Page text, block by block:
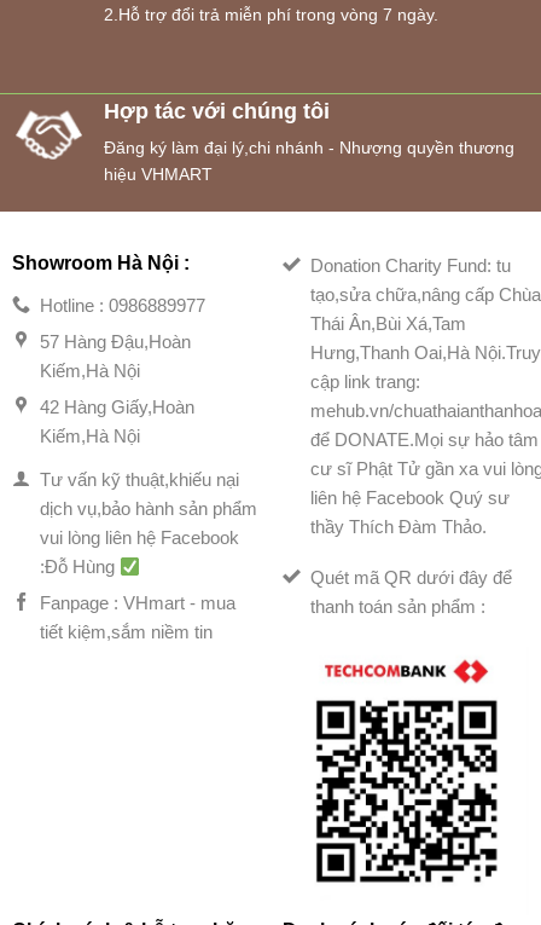
2.Hỗ trợ đổi trả miễn phí trong vòng 7 ngày.
Hợp tác với chúng tôi
Đăng ký làm đại lý,chi nhánh - Nhượng quyền thương
hiệu VHMART
Showroom Hà Nội :
Hotline : 0986889977
57 Hàng Đậu,Hoàn
Kiếm,Hà Nội
42 Hàng Giấy,Hoàn
Kiếm,Hà Nội
Tư vấn kỹ thuật,khiếu nại
dịch vụ,bảo hành sản phẩm
vui lòng liên hệ Facebook
:Đỗ Hùng
Fanpage : VHmart - mua
tiết kiệm,sắm niềm tin
Donation Charity Fund: tu
tạo,sửa chữa,nâng cấp Chùa
Thái Ân,Bùi Xá,Tam
Hưng,Thanh Oai,Hà Nội.Truy
cập link trang:
mehub.vn/
để DONATE.Mọi sự hảo tâm
cư sĩ Phật Tử gần xa vui
liên hệ Facebook Quý sư
thầy Thích Đàm Thảo.
Quét mã QR dưới đây để
thanh toán sản phẩm :